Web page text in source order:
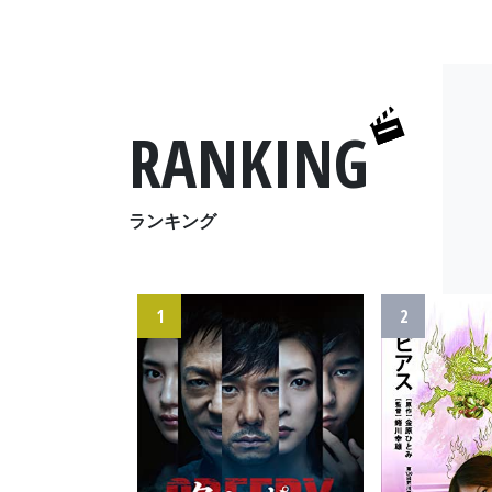
RANKING
ランキング
1 2